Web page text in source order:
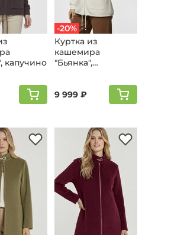
капучино
-20%
Куртка из
кашемира
"Бьянка",
9 999 ₽